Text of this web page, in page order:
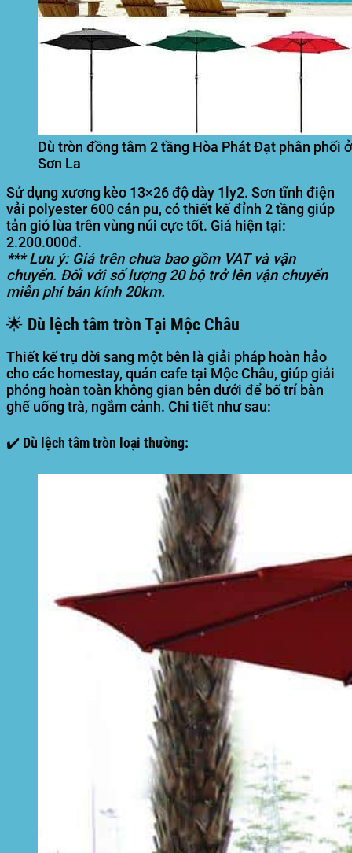
Dù tròn đồng tâm 2 tầng Hòa Phát Đạt phân phối ở
Sơn La
Sử dụng xương kèo 13×26 độ dày 1ly2. Sơn tĩnh điện
vải polyester 600 cán pu, có thiết kế đỉnh 2 tầng giúp
tản gió lùa trên vùng núi cực tốt. Giá hiện tại:
2.200.000đ.
*** Lưu ý: Giá trên chưa bao gồm VAT và vận
chuyển. Đối với số lượng 20 bộ trở lên vận chuyển
miễn phí bán kính 20km.
🌟 Dù lệch tâm tròn Tại Mộc Châu
Thiết kế trụ dời sang một bên là giải pháp hoàn hảo
cho các homestay, quán cafe tại Mộc Châu, giúp giải
phóng hoàn toàn không gian bên dưới để bố trí bàn
ghế uống trà, ngắm cảnh. Chi tiết như sau:
✔️ Dù lệch tâm tròn loại thường: